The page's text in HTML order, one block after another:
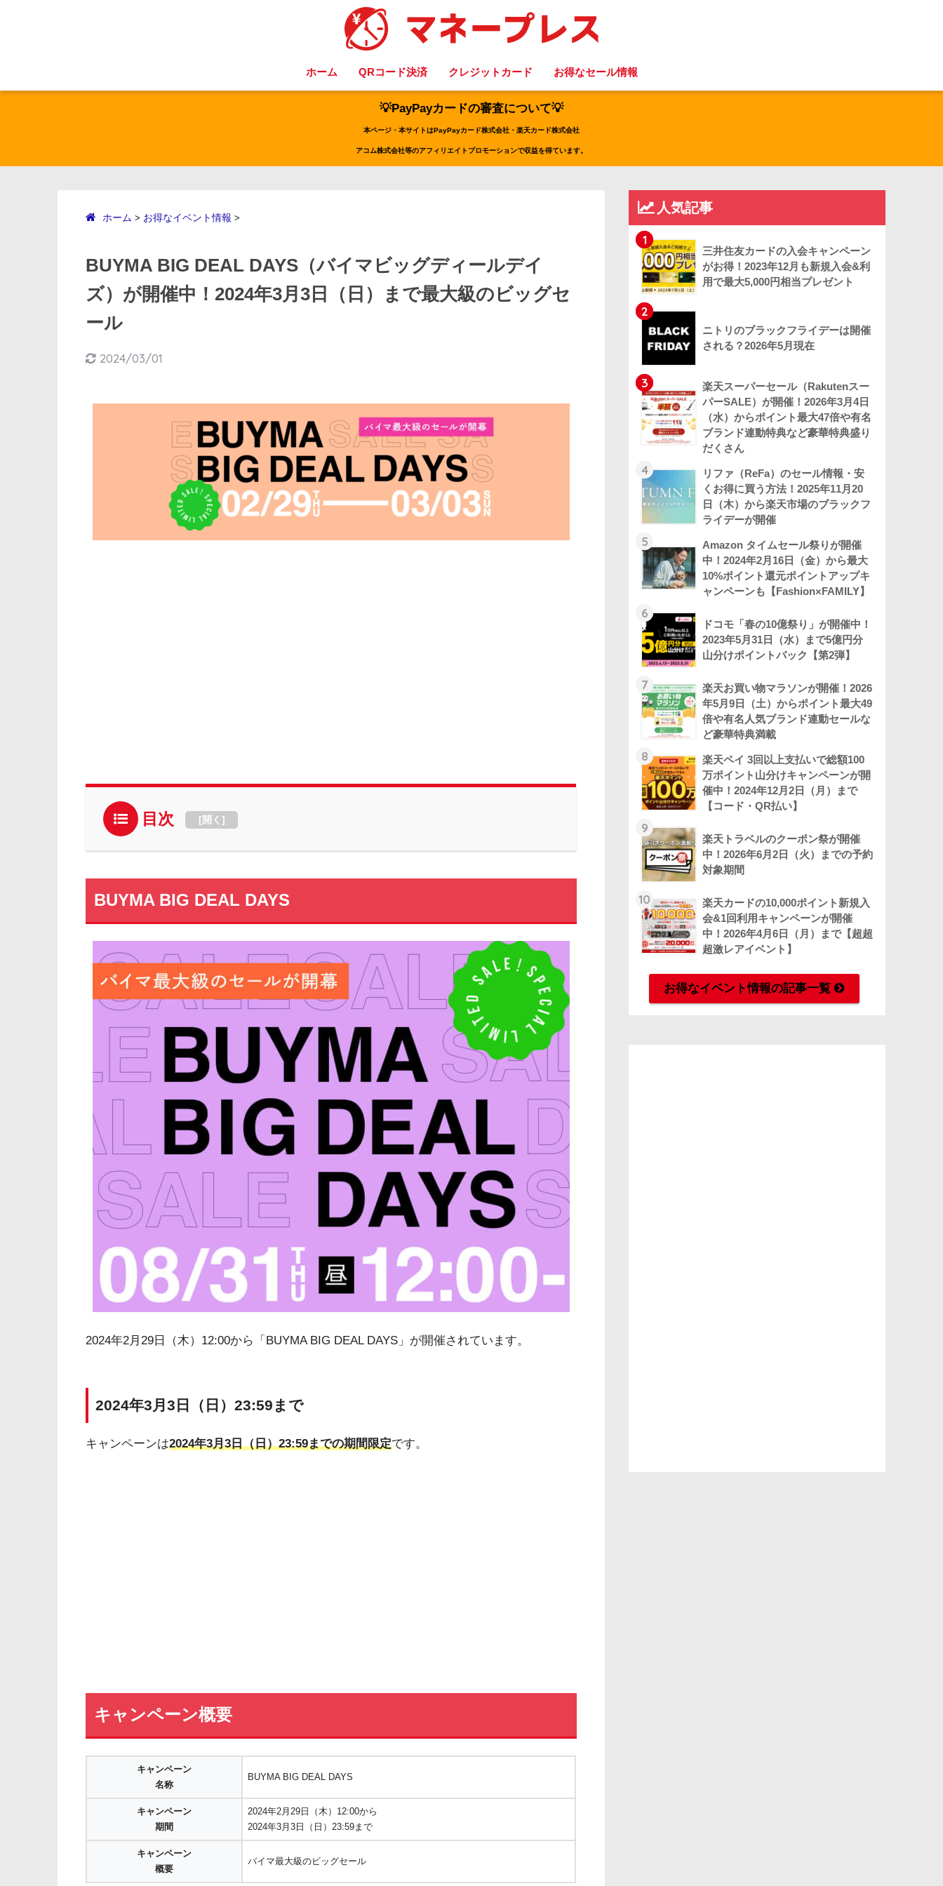
ホーム QRコード決済 クレジットカード お得なセール情報
💡PayPayカードの審査について💡
本ページ・本サイトはPayPayカード株式会社・楽天カード株式会社
アコム株式会社等のアフィリエイトプロモーションで収益を得ています。
ホーム > お得なイベント情報 >
BUYMA BIG DEAL DAYS（バイマビッグディールデイ
ズ）が開催中！2024年3月3日（日）まで最大級のビッグセ
ール
2024/03/01
目次 [開く ]
BUYMA BIG DEAL DAYS
2024年2月29日（木）12:00から「BUYMA BIG DEAL DAYS」が開催されています。
2024年3月3日（日）23:59まで
キャンペーンは2024年3月3日（日）23:59までの期間限定です。
キャンペーン概要
キャンペーン
名称
BUYMA BIG DEAL DAYS
キャンペーン
期間
2024年2月29日（木）12:00から
2024年3月3日（日）23:59まで
キャンペーン
概要
バイマ最大級のビッグセール
人気記事
1
三井住友カードの入会キャンペーン
がお得！2023年12月も新規入会&利
用で最大5,000円相当プレゼント
2
ニトリのブラックフライデーは開催
される？2026年5月現在
3
楽天スーパーセール（Rakutenスー
パーSALE）が開催！2026年3月4日
（水）からポイント最大47倍や有名
ブランド連動特典など豪華特典盛り
だくさん
4
リファ（ReFa）のセール情報・安
くお得に買う方法！2025年11月20
日（木）から楽天市場のブラックフ
ライデーが開催
5
Amazon タイムセール祭りが開催
中！2024年2月16日（金）から最大
10%ポイント還元ポイントアップキ
ャンペーンも【Fashion×FAMILY】
6
ドコモ「春の10億祭り」が開催中！
2023年5月31日（水）まで5億円分
山分けポイントバック【第2弾】
7
楽天お買い物マラソンが開催！2026
年5月9日（土）からポイント最大49
倍や有名人気ブランド連動セールな
ど豪華特典満載
8
楽天ペイ 3回以上支払いで総額100
万ポイント山分けキャンペーンが開
催中！2024年12月2日（月）まで
【コード・QR払い】
9
楽天トラベルのクーポン祭が開催
中！2026年6月2日（火）までの予約
対象期間
10
楽天カードの10,000ポイント新規入
会&1回利用キャンペーンが開催
中！2026年4月6日（月）まで【超超
超激レアイベント】
お得なイベント情報の記事一覧